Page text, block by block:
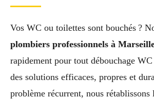
Vos WC ou toilettes sont bouchés ?
plombiers professionnels à
rapidement pour tout débouchage
des solutions efficaces, propres et
problème récurrent, nous rétablissons